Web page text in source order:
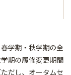
学期・秋学期の全
期の履修変更期間
だし、オータムセ